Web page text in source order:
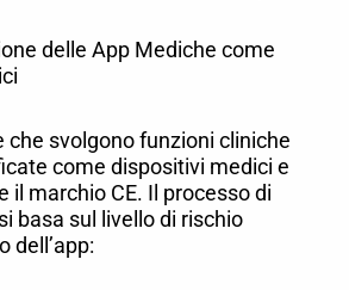
delle App Mediche come
che svolgono funzioni cliniche
come dispositivi medici e
il marchio CE. Il processo di
basa sul livello di rischio
dell’app: